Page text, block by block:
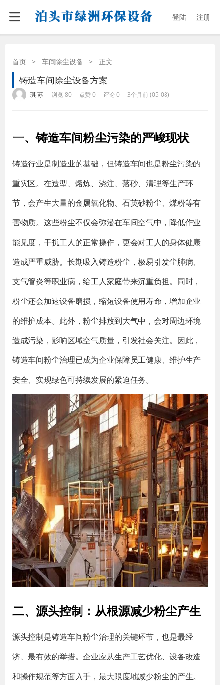
登陆 注册
首页 > 车间除尘设备 > 正文
铸造车间除尘设备方案
琪 苏 浏览 80 点赞 0 评论 0 3个月前 (05-08)
一、铸造车间粉尘污染的严峻现状
铸造行业是制造业的基础，但铸造车间也是粉尘污染的
重灾区。在造型、熔炼、浇注、落砂、清理等生产环
节，会产生大量的金属氧化物、石英砂粉尘、煤粉等有
害物质。这些粉尘不仅会弥漫在车间空气中，降低作业
能见度，干扰工人的正常操作，更会对工人的身体健康
造成严重威胁。长期吸入铸造粉尘，极易引发尘肺病、
支气管炎等职业病，给工人家庭带来沉重负担。同时，
粉尘还会加速设备磨损，缩短设备使用寿命，增加企业
的维护成本。此外，粉尘排放到大气中，会对周边环境
造成污染，影响区域空气质量，引发社会关注。因此，
铸造车间粉尘治理已成为企业保障员工健康、维护生产
安全、实现绿色可持续发展的紧迫任务。
二、源头控制：从根源减少粉尘产生
源头控制是铸造车间粉尘治理的关键环节，也是最经
济、最有效的举措。企业应从生产工艺优化、设备改造
和操作规范等方面入手，最大限度地减少粉尘的产生。